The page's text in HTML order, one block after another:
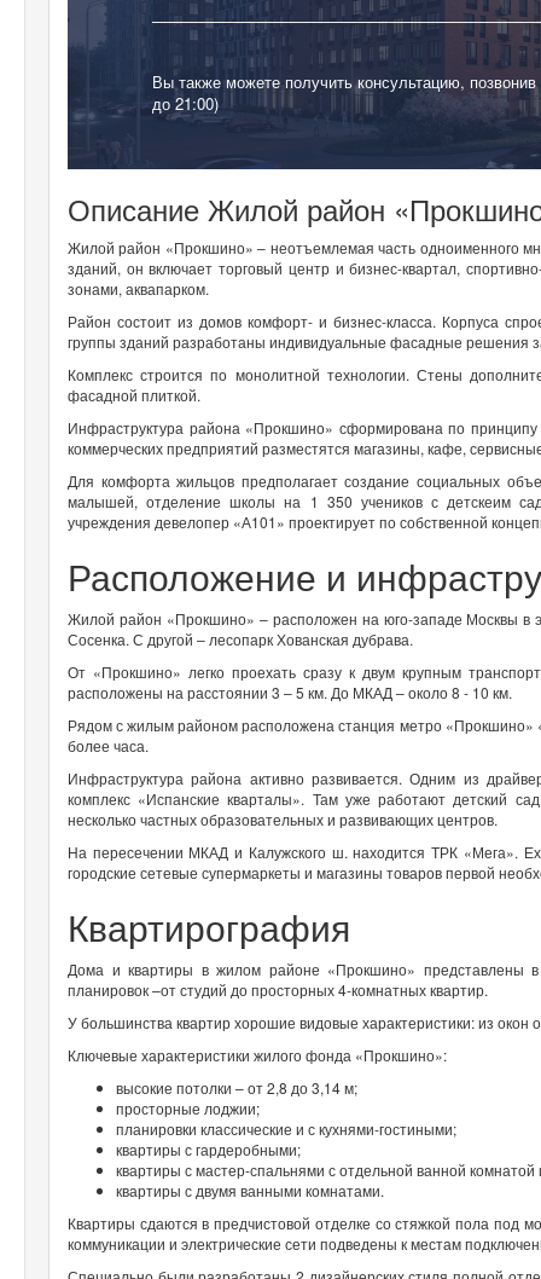
Вы также можете получить консультацию,
до 21:00)
Описание Жилой район
Жилой район «Прокшино» – неотъемлемая часть одноименного
зданий, он включает торговый центр и бизнес-квартал,
зонами, аквапарком.
Район состоит из домов комфорт- и бизнес-класса. Корпуса
группы зданий разработаны индивидуальные фасадные решения
Комплекс строится по монолитной технологии. Стены
фасадной плиткой.
Инфраструктура района «Прокшино» сформирована по
коммерческих предприятий разместятся магазины, кафе,
Для комфорта жильцов предполагает создание социальных
малышей, отделение школы на 1 350 учеников с детскеим
учреждения девелопер «А101» проектирует по собственной
Расположение и
Жилой район «Прокшино» – расположен на юго-западе Москвы в
Сосенка. С другой – лесопарк Хованская дубрава.
От «Прокшино» легко проехать сразу к двум крупным
расположены на расстоянии 3 – 5 км. До МКАД – около 8 - 10 км.
Рядом с жилым районом расположена станция метро «Прокшино»
более часа.
Инфраструктура района активно развивается. Одним из
комплекс «Испанские кварталы». Там уже работают детский
несколько частных образовательных и развивающих центров.
На пересечении МКАД и Калужского ш. находится ТРК «Мега».
городские сетевые супермаркеты и магазины товаров первой
Квартирография
Дома и квартиры в жилом районе «Прокшино» представлены
планировок –от студий до просторных 4-комнатных квартир.
У большинства квартир хорошие видовые характеристики: из окон
Ключевые характеристики жилого фонда «Прокшино»:
высокие потолки – от 2,8 до 3,14 м;
просторные лоджии;
планировки классические и с кухнями-гостиными;
квартиры с гардеробными;
квартиры с мастер-спальнями с отдельной ванной комнатой
квартиры с двумя ванными комнатами.
Квартиры сдаются в предчистовой отделке со стяжкой пола под
коммуникации и электрические сети подведены к местам